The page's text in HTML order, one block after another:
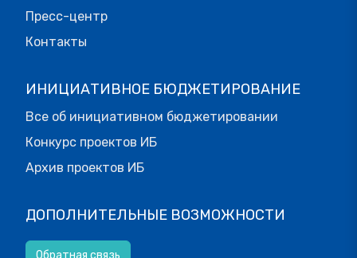
Пресс-центр
Контакты
ИНИЦИАТИВНОЕ БЮДЖЕТИРОВАНИЕ
Все об инициативном бюджетировании
Конкурс проектов ИБ
Архив проектов ИБ
ДОПОЛНИТЕЛЬНЫЕ ВОЗМОЖНОСТИ
Обратная связь